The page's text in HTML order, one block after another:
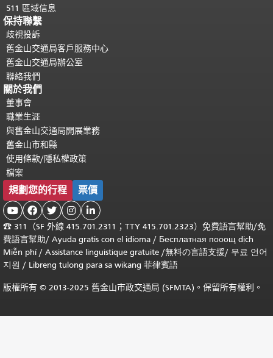
511 區域信息
保持聯繫
歧視投訴
舊金山交通局客戶服務中心
舊金山交通局辦公室
聯絡我們
關於我們
董事會
職業生涯
與舊金山交通局開展業務
舊金山市和縣
使用條款/隱私權政策
檔案
規劃您的行程 票價
    
☎ 311（SF 外線 415.701.2311；TTY 415.701.2323）免費語言幫助/免
費語言幫助/ Ayuda gratis con el idioma / Бесплатная пооощ dịch
Miễn phí/ Assistance linguistique gratuite /無料の言語支援/ 무료 언어
지원 / Libreng tulong para sa wikang 菲律賓語
版權所有 © 2013-2025 舊金山市政交通局 (SFMTA)。保留所有權利。